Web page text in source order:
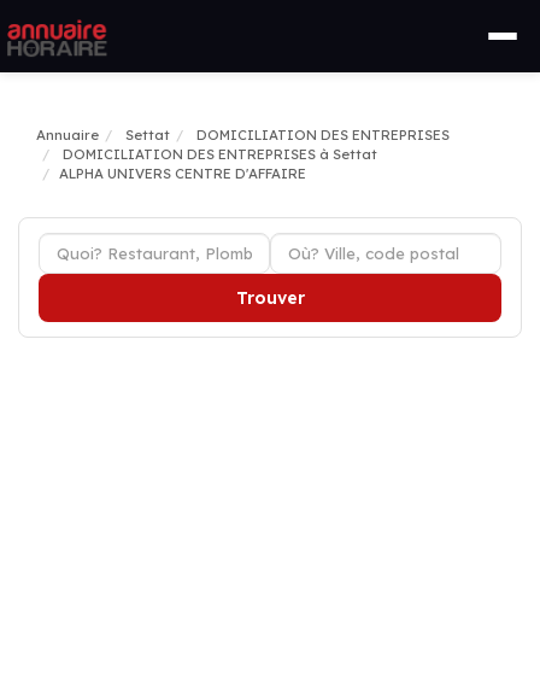
Annuaire Settat
DOMICILIATION DES ENTREPRISES
DOMICILIATION DES ENTREPRISES à Settat
ALPHA UNIVERS CENTRE D'AFFAIRE
Trouver